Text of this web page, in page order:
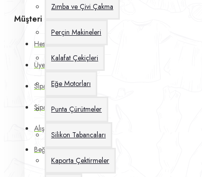
Zımba ve Çivi Çakma
Perçin Makineleri
Kalafat Çekiçleri
Eğe Motorları
Punta Çürütmeler
Silikon Tabancaları
Kaporta Çektirmeler
Müşteri Hesabı
Hesabım
Üye Olun
Siparişlerim
Sipariş İptali
Alışveriş Sepetim
Beğendiklerim